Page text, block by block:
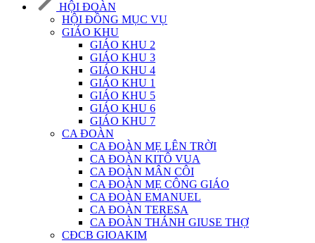
HỘI ĐOÀN
HỘI ĐỒNG MỤC VỤ
GIÁO KHU
GIÁO KHU 2
GIÁO KHU 3
GIÁO KHU 4
GIÁO KHU 1
GIÁO KHU 5
GIÁO KHU 6
GIÁO KHU 7
CA ĐOÀN
CA ĐOÀN MẸ LÊN TRỜI
CA ĐOÀN KITÔ VUA
CA ĐOÀN MÂN CÔI
CA ĐOÀN MẸ CÔNG GIÁO
CA ĐOÀN EMANUEL
CA ĐOÀN TERESA
CA ĐOÀN THÁNH GIUSE THỢ
CĐCB GIOAKIM